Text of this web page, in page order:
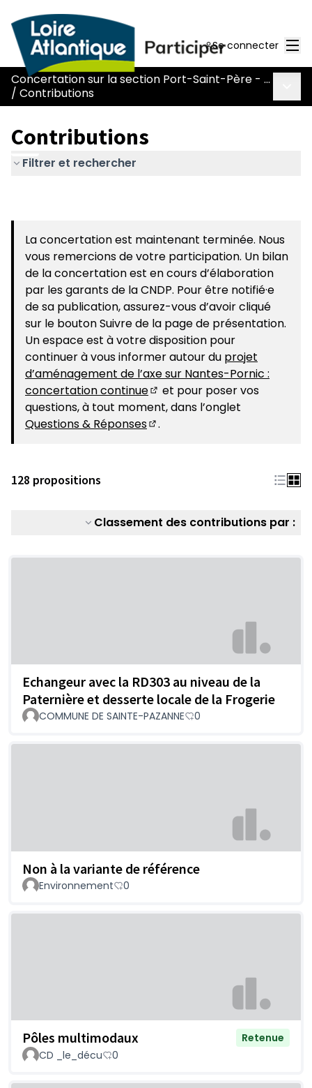
Se connecter
Concertation sur la section Port-Saint-Père - Le Pont Béranger de la route Nantes-Pornic
/ Contributions
Contributions
Filtrer et rechercher
La concertation est maintenant terminée. Nous
vous remercions de votre participation. Un bilan
de la concertation est en cours d’élaboration
par les garants de la CNDP. Pour être notifié·e
de sa publication, assurez-vous d’avoir cliqué
sur le bouton Suivre de la page de présentation.
Un espace est à votre disposition pour
continuer à vous informer autour du projet
d’aménagement de l’axe sur Nantes-Pornic :
concertation continue
(S'ouvre dans un nouvel
et pour poser vos
questions, à tout moment, dans l’onglet
Questions & Réponses
.
128 propositions
Classement des contributions par :
Echangeur avec la RD303 au niveau de la
Paternière et desserte locale de la Frogerie
COMMUNE DE SAINTE-PAZANNE 0
Non à la variante de référence
Environnement 0
Pôles multimodaux
Retenue
CD _le_décu
0